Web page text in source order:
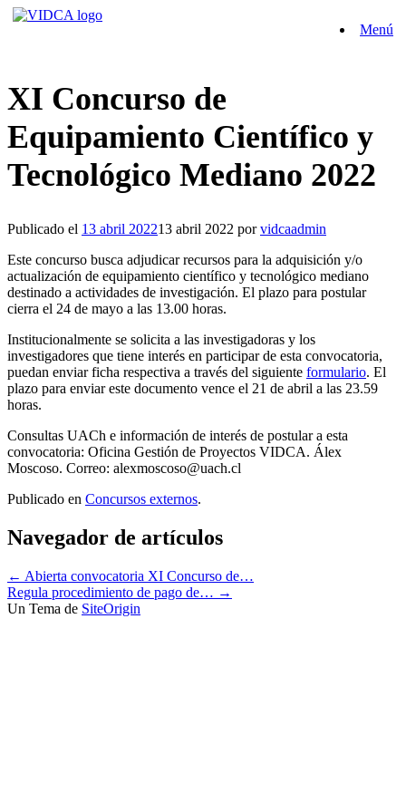
Saltar
Menú
XI Concurso de
Equipamiento Científico y
Tecnológico Mediano 2022
Publicado el 13 abril 202213 abril 2022 porvidcaadmin
Este concurso busca adjudicar recursos para la adquisición y/o
actualización de equipamiento científico y tecnológico mediano
destinado a actividades de investigación. El plazo para postular
cierra el 24 de mayo a las 13.00 horas.
Institucionalmente se solicita a las investigadoras y los
investigadores que tiene interés en participar de esta convocatoria,
puedan enviar ficha respectiva a través del siguiente formulario. El
plazo para enviar este documento vence el 21 de abril a las 23.59
horas.
Consultas UACh e información de interés de postular a esta
convocatoria: Oficina Gestión de Proyectos VIDCA. Álex
Moscoso. Correo: alexmoscoso@uach.cl
Publicado en Concursos externos.
Navegador de artículos
← Abierta convocatoria XI Concurso de…
Regula procedimiento de pago de… →
Un Tema de SiteOrigin